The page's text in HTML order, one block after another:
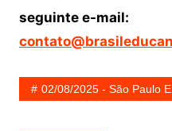
seguinte e-mail:
02/08/2025 - São Paulo